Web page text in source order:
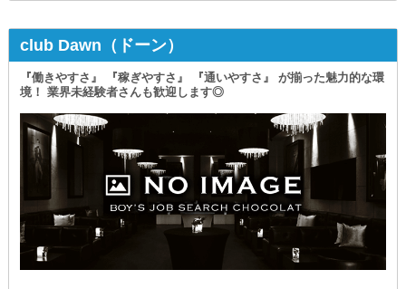
club Dawn（ドーン）
『働きやすさ』 『稼ぎやすさ』 『通いやすさ』 が揃った魅力的な環
境！ 業界未経験者さんも歓迎します◎